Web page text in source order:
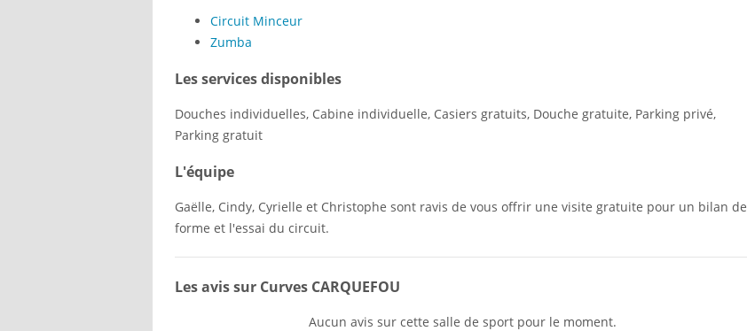
Circuit Minceur
Zumba
Les services disponibles
Douches individuelles, Cabine individuelle, Casiers gratuits, Douche gratuite, Parking privé,
Parking gratuit
L'équipe
Gaëlle, Cindy, Cyrielle et Christophe sont ravis de vous offrir une visite gratuite pour un bilan de
forme et l'essai du circuit.
Les avis sur Curves CARQUEFOU
Aucun avis sur cette salle de sport pour le moment.